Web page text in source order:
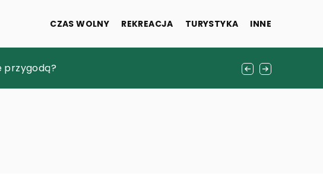
CZAS WOLNY REKREACJA TURYSTYKA INNE
przygodą?
konsultacje online